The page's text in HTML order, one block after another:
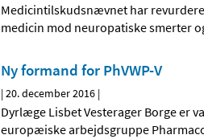
Medicintilskudsnævnet har
medicin mod neuropatiske smerter
Ny formand for PhVWP-V
|20. december 2016 |
Dyrlæge Lisbet Vesterager Borge er
europæiske arbejdsgruppe